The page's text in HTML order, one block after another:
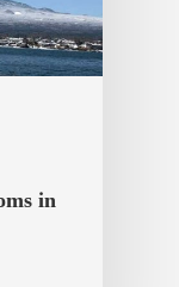
in